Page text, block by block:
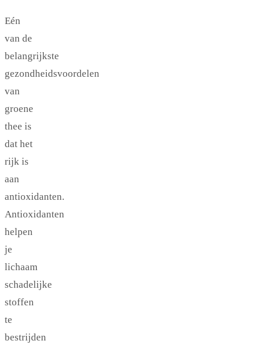
Eén
van de
belangrijkste
gezondheidsvoordelen
van
groene
thee is
dat het
rijk is
aan
antioxidanten.
Antioxidanten
helpen
je
lichaam
schadelijke
stoffen
te
bestrijden